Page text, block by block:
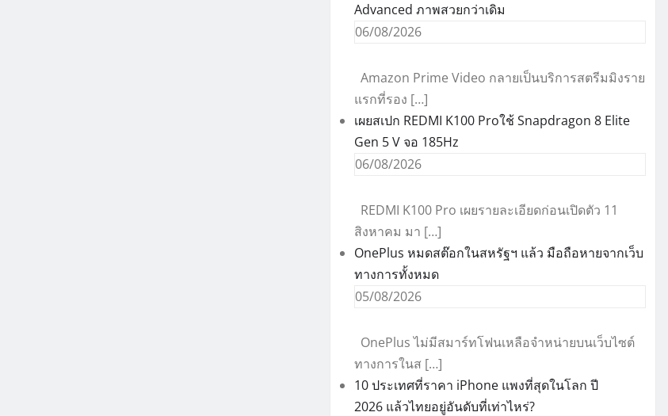
Advanced ภาพสวยกว่าเดิม
06/08/2026
Amazon Prime Video กลายเป็นบริการสตรีมมิงราย
แรกที่รอง […]
เผยสเปก REDMI K100 Proใช้ Snapdragon 8 Elite
Gen 5 V จอ 185Hz
06/08/2026
REDMI K100 Pro เผยรายละเอียดก่อนเปิดตัว 11
สิงหาคม มา […]
OnePlus หมดสต๊อกในสหรัฐฯ แล้ว มือถือหายจากเว็บ
ทางการทั้งหมด
05/08/2026
OnePlus ไม่มีสมาร์ทโฟนเหลือจำหน่ายบนเว็บไซต์
ทางการในส […]
10 ประเทศที่ราคา iPhone แพงที่สุดในโลก ปี
2026 แล้วไทยอยู่อันดับที่เท่าไหร่?